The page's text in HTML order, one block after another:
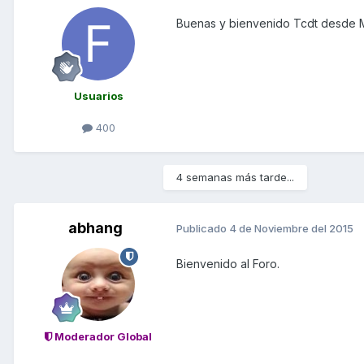
Usuarios
400
Buenas y bienvenido Tcdt desde
4 semanas más tarde...
abhang
Moderador Global
Publicado 4 de Noviembre del 2015
Bienvenido al Foro.